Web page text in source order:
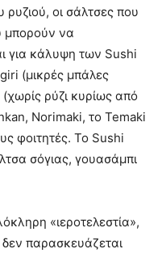
οι σάλτσες που
μπορούν να
για κάλυψη των Sushi
(μικρές μπάλες
ρύζι κυρίως από
Norimaki, το Temaki
φοιτητές. Το Sushi
σόγιας, γουασάμπι
«ιεροτελεστία»,
δεν παρασκευάζεται